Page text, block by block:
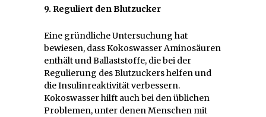
9. Reguliert den Blutzucker
Eine gründliche Untersuchung hat
bewiesen, dass Kokoswasser Aminosäuren
enthält und Ballaststoffe, die bei der
Regulierung des Blutzuckers helfen und
die Insulinreaktivität verbessern.
Kokoswasser hilft auch bei den üblichen
Problemen, unter denen Menschen mit